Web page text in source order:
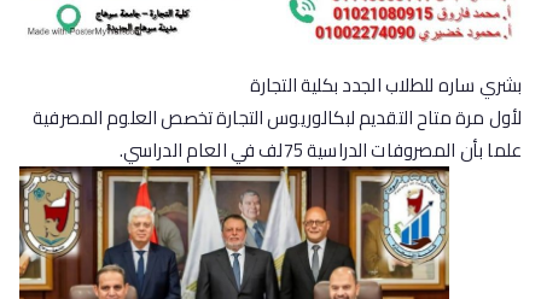
بشري ساره للطلاب الجدد بكلية التجارة
لأول مرة متاح التقديم لبكالوريوس التجارة تخصص العلوم المصرفية
علما بأن المصروفات الدراسية 75لف في العام الدراسي.